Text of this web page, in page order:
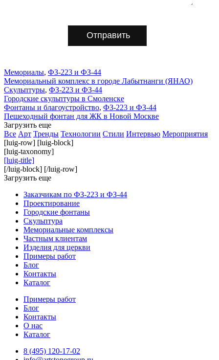
Отправить
Мемориалы, ФЗ-223 и ФЗ-44
Мемориальный комплекс в городе Лабытнанги (ЯНАО)
Скульптуры, ФЗ-223 и ФЗ-44
Городские скульптуры в Смоленске
Фонтаны и благоустройство, ФЗ-223 и ФЗ-44
Пешеходный фонтан для ЖК в Новой Москве
Загрузить еще
Все Арт Тренды Технологии Стили Интервью Мероприятия
[luig-row] [luig-block]
[luig-taxonomy]
[luig-title]
[/luig-block] [/luig-row]
Загрузить еще
Заказчикам по ФЗ-223 и ФЗ-44
Проектирование
Городские фонтаны
Скульптура
Мемориальные комплексы
Частным клиентам
Изделия для церкви
Примеры работ
Блог
Контакты
Каталог
Примеры работ
Блог
Контакты
О нас
Каталог
8 (495) 120-17-02